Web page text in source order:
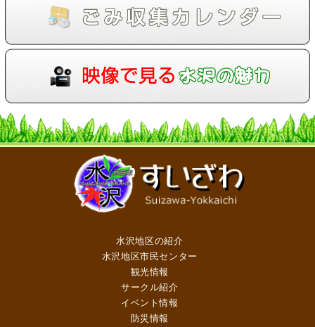
水沢地区の紹介
水沢地区市民センター
観光情報
サークル紹介
イベント情報
防災情報